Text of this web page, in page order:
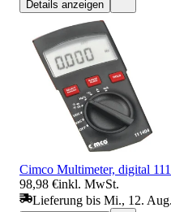
Details anzeigen
Cimco Multimeter, digital
98,98 €inkl. MwSt.
Lieferung bis Mi., 12. Aug.